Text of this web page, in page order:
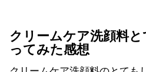
クリームケア洗顔料
ってみた感想